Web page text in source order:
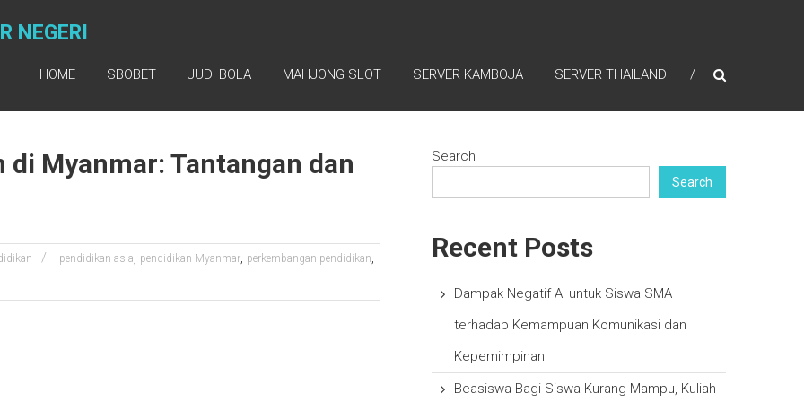
NEGERI
HOME SBOBET JUDI BOLA MAHJONG SLOT SERVER KAMBOJA SERVER THAILAND
Myanmar: Tantangan dan
pendidikan asia, pendidikan Myanmar, perkembangan pendidikan,
Search
Search
Recent Posts
Dampak Negatif AI untuk Siswa SMA
terhadap Kemampuan Komunikasi dan
Kepemimpinan
Beasiswa Bagi Siswa Kurang Mampu, Kuliah